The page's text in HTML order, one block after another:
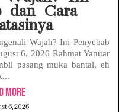
dan Cara
Wajah? Ini Penyebab
6, 2026 Rahmat Yanuar
pasang muka bantal, eh
More
6, 2026